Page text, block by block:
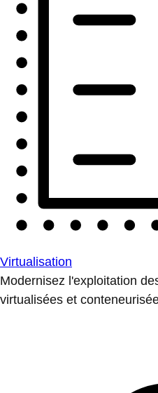
Virtualisation
Modernisez l'exploitation
virtualisées et